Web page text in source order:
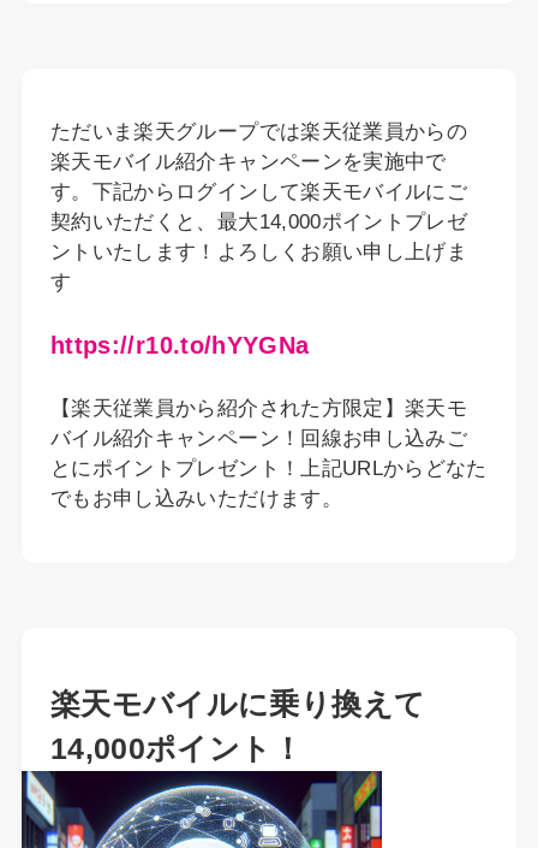
ただいま楽天グループでは楽天従業員からの
楽天モバイル紹介キャンペーンを実施中で
す。下記からログインして楽天モバイルにご
契約いただくと、最大14,000ポイントプレゼ
ントいたします！よろしくお願い申し上げま
す
https://r10.to/hYYGNa
【楽天従業員から紹介された方限定】楽天モ
バイル紹介キャンペーン！回線お申し込みご
とにポイントプレゼント！上記URLからどなた
でもお申し込みいただけます。
楽天モバイルに乗り換えて
14,000ポイント！